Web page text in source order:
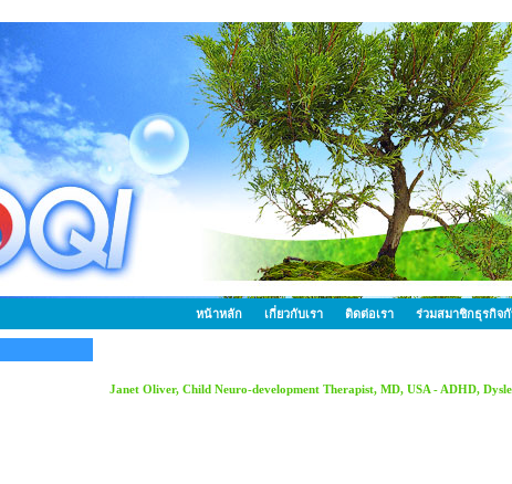
หน้าหลัก เกี่ยวกับเรา ติดต่อเรา ร่วมสมาชิกธุรกิจกั
Janet Oliver, Child Neuro-development Therapist, MD, USA - ADHD,